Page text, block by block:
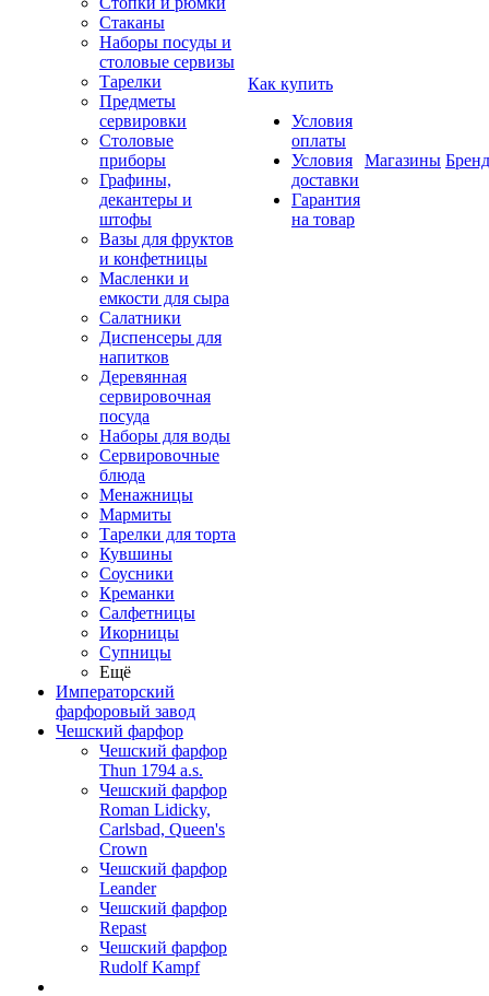
Стаканы
Наборы посуды и
столовые сервизы
Тарелки
Предметы
сервировки
Столовые
приборы
Графины,
декантеры и
штофы
Вазы для фруктов
и конфетницы
Масленки и
емкости для сыра
Салатники
Диспенсеры для
напитков
Деревянная
сервировочная
посуда
Наборы для воды
Сервировочные
блюда
Менажницы
Мармиты
Тарелки для торта
Кувшины
Соусники
Креманки
Салфетницы
Икорницы
Супницы
Ещё
Императорский
фарфоровый завод
Чешский фарфор
Чешский фарфор
Thun 1794 a.s.
Чешский фарфор
Roman Lidicky,
Carlsbad, Queen's
Crown
Чешский фарфор
Leander
Чешский фарфор
Repast
Чешский фарфор
Rudolf Kampf
Как купить
Условия
оплаты
Условия
доставки
Гарантия
на товар
Магазины